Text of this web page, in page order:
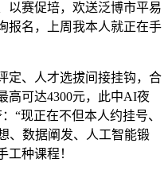
以赛促培，欢送泛博市平易
报名，上周我本人就正在手
、人才选拔间接挂钩，合
高可达4300元，此中AI夜
“现正在不但本人约挂号、
、数据阐发、人工智能锻
工种课程！